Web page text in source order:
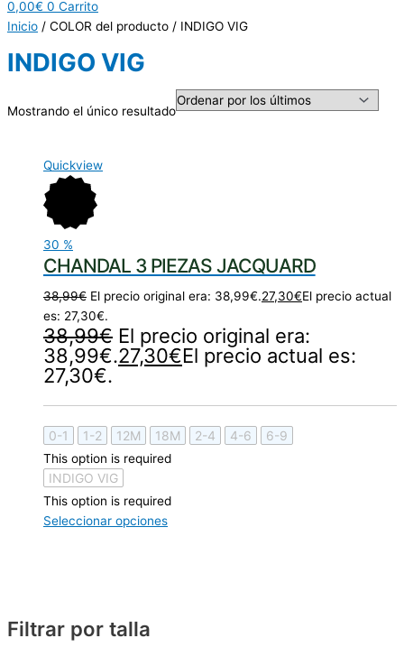
0,00€ 0 Carrito
Filtrar por talla
Inicio / COLOR del producto / INDIGO VIG
INDIGO VIG
Mostrando el único resultado
Quickview
30 %
CHANDAL 3 PIEZAS JACQUARD
38,99€ El precio original era: 38,99€.27,30€El precio actual
es: 27,30€.
38,99€ El precio original era:
38,99€.27,30€El precio actual es:
27,30€.
0-1 1-2 12M 18M 2-4 4-6 6-9
This option is required
INDIGO VIG
This option is required
Seleccionar opciones